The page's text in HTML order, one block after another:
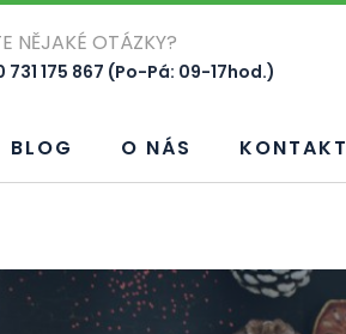
NĚJAKÉ OTÁZKY?
731 175 867 (Po-Pá: 09-17hod.)
BLOG O NÁS KONTAKT